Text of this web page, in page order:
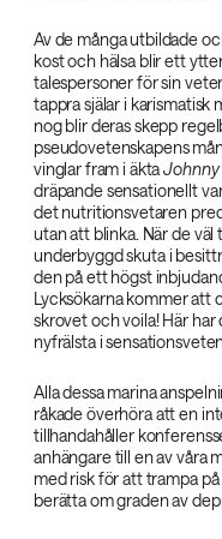
Av de många utbildade
kost och hälsa blir ett
talespersoner för sin
tappra själar i
nog blir deras skepp
pseudovetenskapens
vinglar fram i äktaJohnny
dräpande sensationellt
det nutritionsvetaren
utan att blinka. När de
underbyggd skuta i
den på ett högst
Lycksökarna kommer att
skrovet och voila! Här
nyfrälsta i
Alla dessa marina
råkade överhöra att en
tillhandahåller
anhängare till en av våra
med risk för att trampa
berätta om graden av